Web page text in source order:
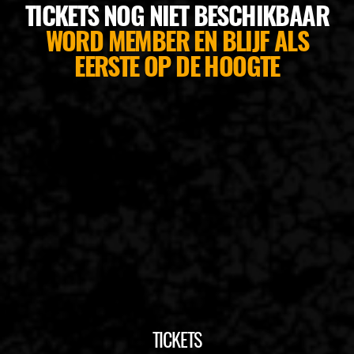
BUDWEISER
TICKETS NOG NIET BESCHIKBAAR
WORD MEMBER EN BLIJF ALS
EERSTE OP DE HOOGTE
TICKETS